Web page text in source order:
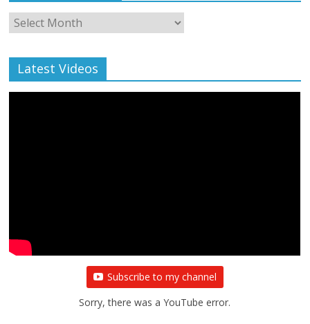
Monthly
Archive
Latest Videos
Subscribe to my channel
Sorry, there was a YouTube error.